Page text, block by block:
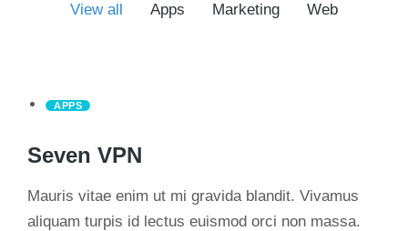
View all Apps Marketing Web
APPS
Seven VPN
Mauris vitae enim ut mi gravida blandit. Vivamus
aliquam turpis id lectus euismod orci non massa.